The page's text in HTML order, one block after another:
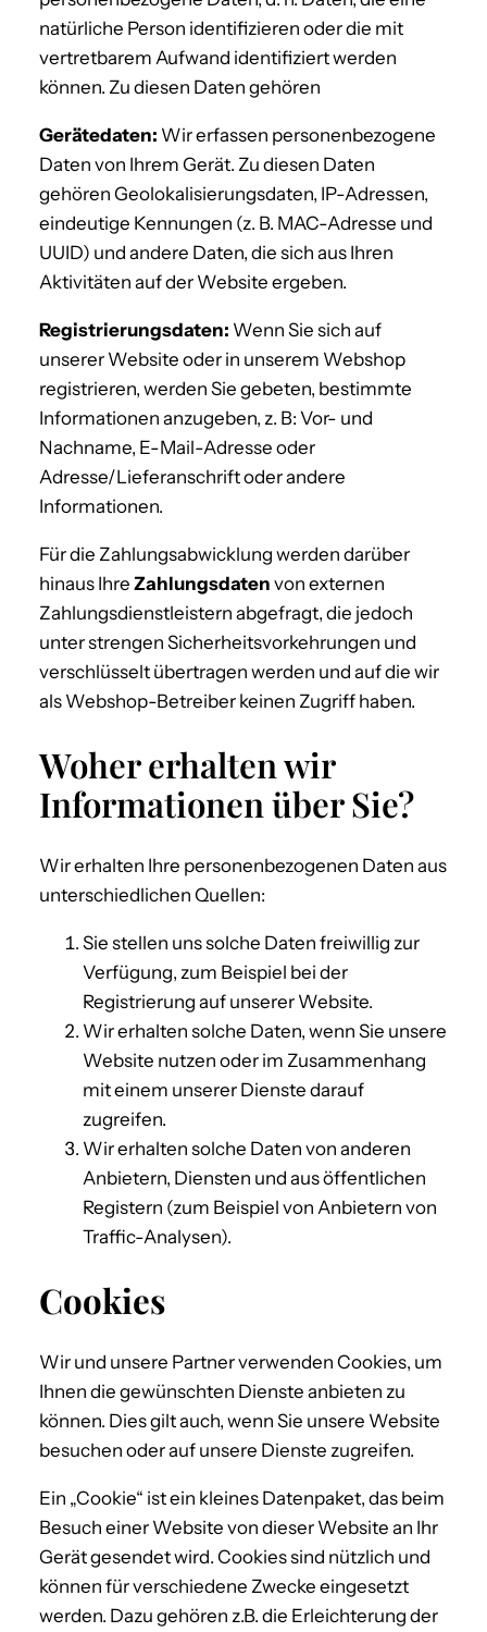
natürliche Person identifizieren oder die mit
vertretbarem Aufwand identifiziert werden
können. Zu diesen Daten gehören
Gerätedaten: Wir erfassen personenbezogene
Daten von Ihrem Gerät. Zu diesen Daten
gehören Geolokalisierungsdaten, IP-Adressen,
eindeutige Kennungen (z. B. MAC-Adresse und
UUID) und andere Daten, die sich aus Ihren
Aktivitäten auf der Website ergeben.
Registrierungsdaten: Wenn Sie sich auf
unserer Website oder in unserem Webshop
registrieren, werden Sie gebeten, bestimmte
Informationen anzugeben, z. B: Vor- und
Nachname, E-Mail-Adresse oder
Adresse/Lieferanschrift oder andere
Informationen.
Für die Zahlungsabwicklung werden darüber
hinaus Ihre Zahlungsdaten von externen
Zahlungsdienstleistern abgefragt, die jedoch
unter strengen Sicherheitsvorkehrungen und
verschlüsselt übertragen werden und auf die wir
als Webshop-Betreiber keinen Zugriff haben.
Woher erhalten wir
Informationen über Sie?
Wir erhalten Ihre personenbezogenen Daten aus
unterschiedlichen Quellen:
Sie stellen uns solche Daten freiwillig zur
Verfügung, zum Beispiel bei der
Registrierung auf unserer Website.
Wir erhalten solche Daten, wenn Sie unsere
Website nutzen oder im Zusammenhang
mit einem unserer Dienste darauf
zugreifen.
Wir erhalten solche Daten von anderen
Anbietern, Diensten und aus öffentlichen
Registern (zum Beispiel von Anbietern von
Traffic-Analysen).
Cookies
Wir und unsere Partner verwenden Cookies, um
Ihnen die gewünschten Dienste anbieten zu
können. Dies gilt auch, wenn Sie unsere Website
besuchen oder auf unsere Dienste zugreifen.
Ein „Cookie“ ist ein kleines Datenpaket, das beim
Besuch einer Website von dieser Website an Ihr
Gerät gesendet wird. Cookies sind nützlich und
können für verschiedene Zwecke eingesetzt
werden. Dazu gehören z.B. die Erleichterung der